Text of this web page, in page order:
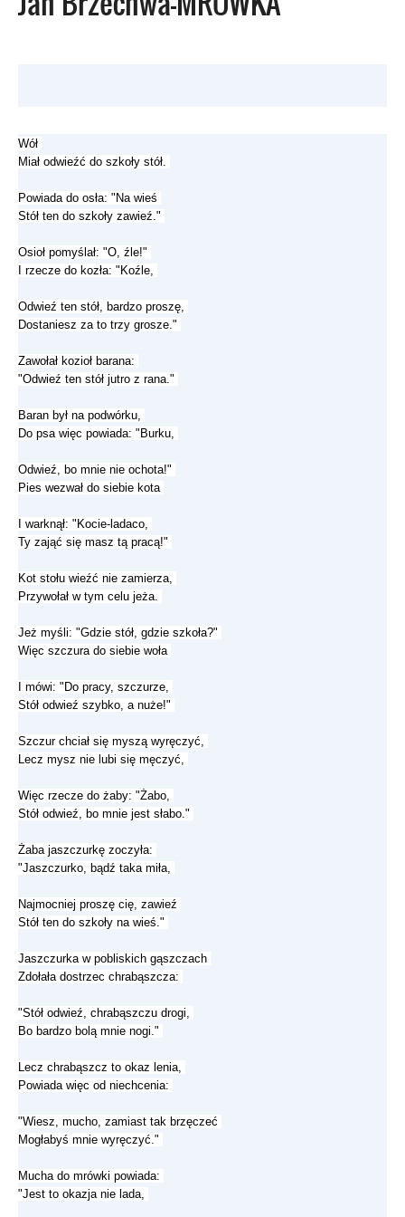
Wół
Miał odwieźć do szkoły stół.
Powiada do osła: "Na wieś
Stół ten do szkoły zawieź."
Osioł pomyślał: "O, źle!"
I rzecze do kozła: "Koźle,
Odwieź ten stół, bardzo proszę,
Dostaniesz za to trzy grosze."
Zawołał kozioł barana:
"Odwieź ten stół jutro z rana."
Baran był na podwórku,
Do psa więc powiada: "Burku,
Odwieź, bo mnie nie ochota!"
Pies wezwał do siebie kota
I warknął: "Kocie-ladaco,
Ty zająć się masz tą pracą!"
Kot stołu wieźć nie zamierza,
Przywołał w tym celu jeża.
Jeż myśli: "Gdzie stół, gdzie szkoła?"
Więc szczura do siebie woła
I mówi: "Do pracy, szczurze,
Stół odwieź szybko, a nuże!"
Szczur chciał się myszą wyręczyć,
Lecz mysz nie lubi się męczyć,
Więc rzecze do żaby: "Żabo,
Stół odwieź, bo mnie jest słabo."
Żaba jaszczurkę zoczyła:
"Jaszczurko, bądź taka miła,
Najmocniej proszę cię, zawieź
Stół ten do szkoły na wieś."
Jaszczurka w pobliskich gąszczach
Zdołała dostrzec chrabąszcza:
"Stół odwieź, chrabąszczu drogi,
Bo bardzo bolą mnie nogi."
Lecz chrabąszcz to okaz lenia,
Powiada więc od niechcenia:
"Wiesz, mucho, zamiast tak brzęczeć
Mogłabyś mnie wyręczyć."
Mucha do mrówki powiada:
"Jest to okazja nie lada,